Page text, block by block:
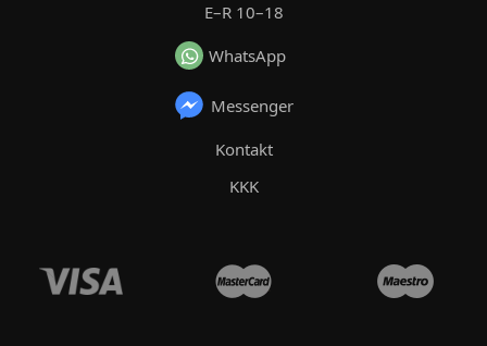
E–R 10–18
WhatsApp
Messenger
Kontakt
KKK